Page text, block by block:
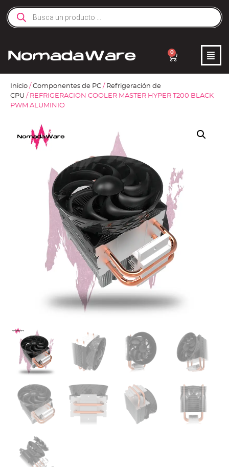
0
Inicio / Componentes de PC / Refrigeración de
CPU / REFRIGERACION COOLER MASTER HYPER T200 BLACK
PWM ALUMINIO